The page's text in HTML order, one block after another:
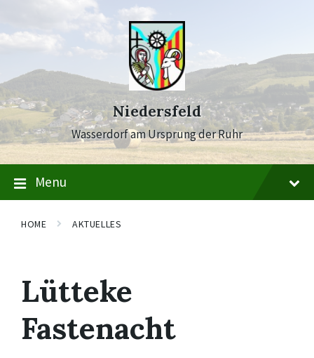
content
main
navigation
footer
Niedersfeld
Wasserdorf am Ursprung der Ruhr
Menu
HOME AKTUELLES
Lütteke
Fastenacht